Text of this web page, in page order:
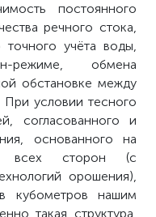
постоянного
речного стока,
учёта воды,
режиме, обмена
обстановке между
При условии тесного
согласованного и
основанного на
всех сторон (с
орошения),
кубометров нашим
такая структура,